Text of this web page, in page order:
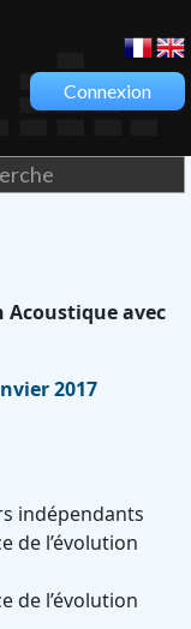
Connexion
Acoustique avec
2017
indépendants
de l’évolution
de l’évolution